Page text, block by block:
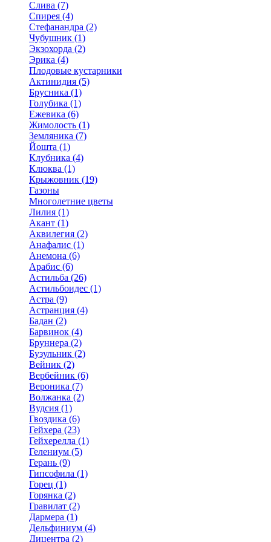
Слива (7)
Спирея (4)
Стефанандра (2)
Чубушник (1)
Экзохорда (2)
Эрика (4)
Плодовые кустарники
Актинидия (5)
Брусника (1)
Голубика (1)
Ежевика (6)
Жимолость (1)
Земляника (7)
Йошта (1)
Клубника (4)
Клюква (1)
Крыжовник (19)
Газоны
Многолетние цветы
Лилия (1)
Акант (1)
Аквилегия (2)
Анафалис (1)
Анемона (6)
Арабис (6)
Астильба (26)
Астильбоидес (1)
Астра (9)
Астранция (4)
Бадан (2)
Барвинок (4)
Бруннера (2)
Бузульник (2)
Вейник (2)
Вербейник (6)
Вероника (7)
Волжанка (2)
Вудсия (1)
Гвоздика (6)
Гейхера (23)
Гейхерелла (1)
Гелениум (5)
Герань (9)
Гипсофила (1)
Горец (1)
Горянка (2)
Гравилат (2)
Дармера (1)
Дельфиниум (4)
Дицентра (2)